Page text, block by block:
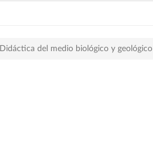
Didáctica del medio biológico y geológico